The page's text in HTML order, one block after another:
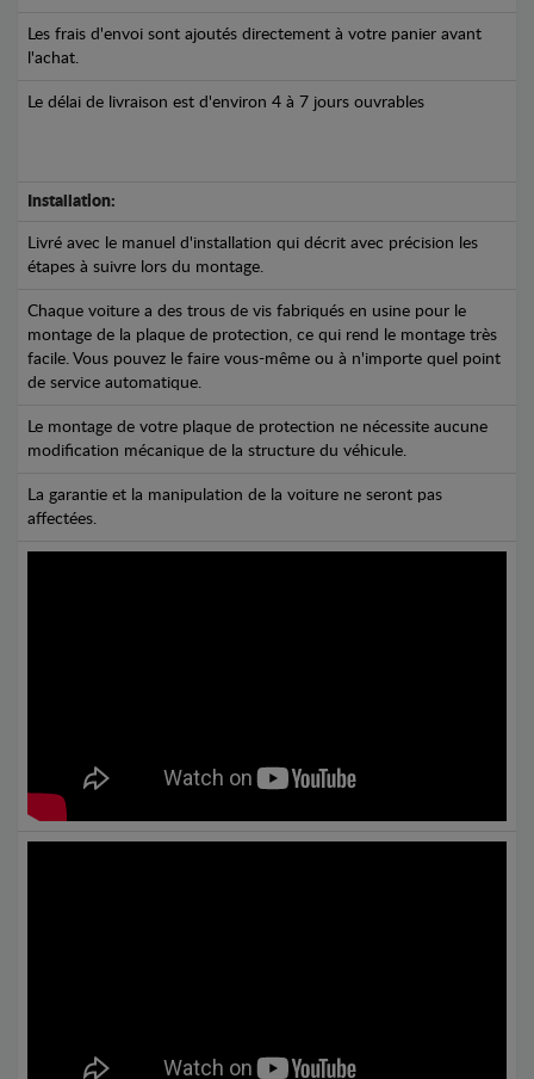
Les frais d'envoi sont ajoutés directement à votre panier avant
l'achat.
Le délai de livraison est d'environ 4 à 7 jours ouvrables
Installation:
Livré avec le manuel d'installation qui décrit avec précision les
étapes à suivre lors du montage.
Chaque voiture a des trous de vis fabriqués en usine pour le
montage de la plaque de protection, ce qui rend le montage très
facile. Vous pouvez le faire vous-même ou à n'importe quel point
de service automatique.
Le montage de votre plaque de protection ne nécessite aucune
modification mécanique de la structure du véhicule.
La garantie et la manipulation de la voiture ne seront pas
affectées.